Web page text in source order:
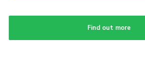
Find out more